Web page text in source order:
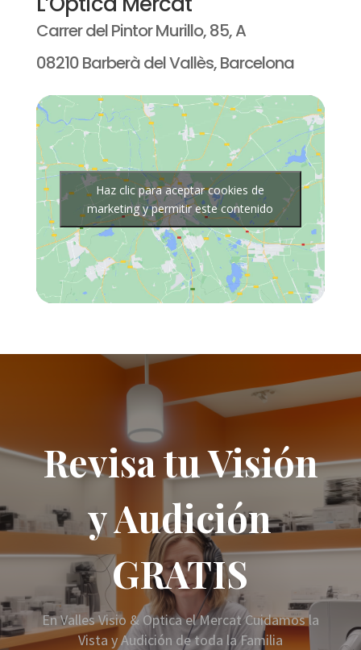
Carrer del Pintor Murillo, 85, A
08210 Barberà del Vallès, Barcelona
Haz clic para aceptar cookies de
marketing y permitir este contenido
Revisa tu Visión
y Audición
GRATIS
En Valles Visio & Optica el Mercat Cuidamos la
Vista y Audición de toda la Familia